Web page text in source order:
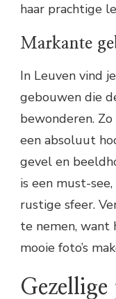
haar prachtige
Markante
In Leuven vind
gebouwen die
bewonderen.
een absoluut
gevel en
is een must-
rustige sfeer.
te nemen, want
mooie foto’s